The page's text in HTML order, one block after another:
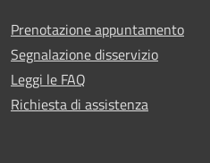
Prenotazione appuntamento
Segnalazione disservizio
Leggi le FAQ
Richiesta di assistenza